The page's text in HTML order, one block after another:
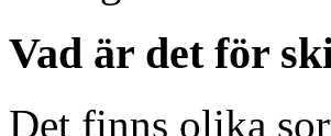
Vad är det för
Det finns olika